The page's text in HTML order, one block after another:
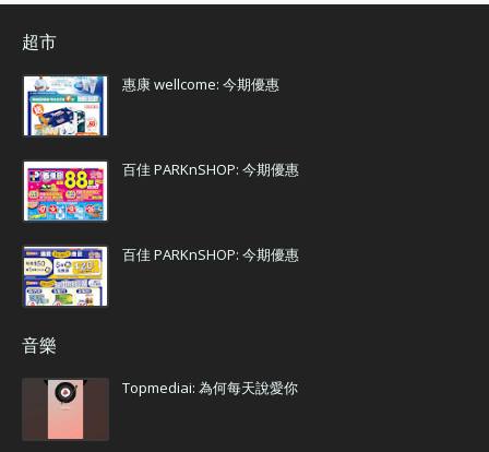
超市
惠康 wellcome: 今期優惠
百佳 PARKnSHOP: 今期優惠
百佳 PARKnSHOP: 今期優惠
音樂
Topmediai: 為何每天說愛你